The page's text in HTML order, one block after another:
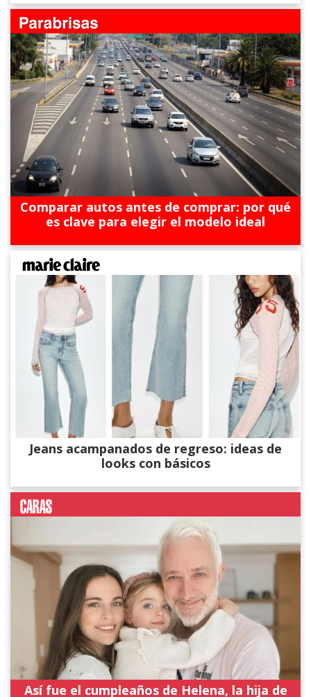
Comparar autos antes de comprar: por qué
es clave para elegir el modelo ideal
Jeans acampanados de regreso: ideas de
looks con básicos
Así fue el cumpleaños de Helena, la hija de